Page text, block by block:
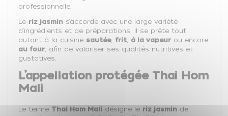
professionnelle.
Le riz jasmin s’accorde avec une large variété
d’ingrédients et de préparations. Il se prête tout
autant à la cuisine sautée, frit, à la vapeur ou encore
au four, afin de valoriser ses qualités nutritives et
gustatives.
L’appellation protégée Thai Hom
Mali
Le terme Thai Hom Mali désigne le riz jasmin de